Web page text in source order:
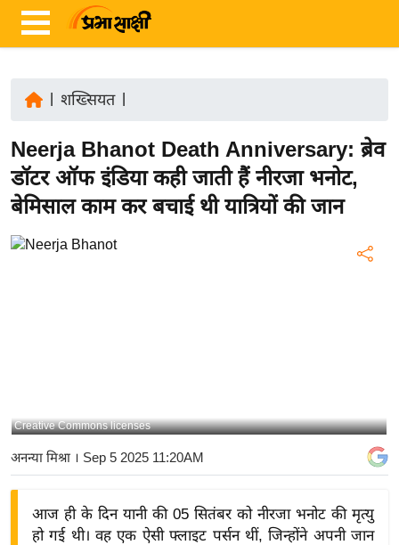
ज़ा
ख
ब
र
रा
य
ज़
शख्सियत|
Neerja Bhanot Death Anniversary: ब्रेव
डॉटर ऑफ इंडिया कही जाती हैं नीरजा भनोट,
बेमिसाल काम कर बचाई थी यात्रियों की जान
Creative Commons licenses
अनन्या मिश्रा । Sep 5 2025 11:20AM
आज ही के दिन यानी की 05 सितंबर को नीरजा भनोट की मृत्यु
हो गई थी। वह एक ऐसी फ्लाइट पर्सन थीं, जिन्होंने अपनी जान